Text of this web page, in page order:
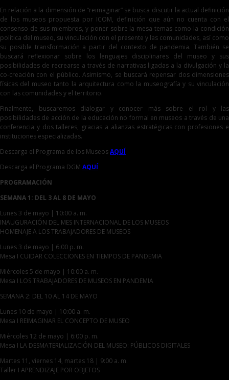
En relación a la dimensión de “reimaginar” se busca discutir la actual definición
de los museos propuesta por ICOM, definición que aún no cuenta con el
consenso de sus miembros, y poner sobre la mesa temas como la condición
política del museo, su vinculación con el presente y las comunidades, así como
su posible transformación a partir del contexto de pandemia. También se
buscará reflexionar sobre los lenguajes disciplinares del museo y sus
posibilidades de recrearse a través de narrativas ligadas a la divulgación y la
co-creación con el público. Asimismo, se buscará repensar dos dimensiones
físicas del museo tanto la arquitectura como la museografía y su vinculación
con las comunidades y el territorio.
Finalmente, buscaremos dialogar y conocer más sobre el rol y las
posibilidades de acción de la educación no formal en museos a través de una
conferencia y dos talleres, gracias a alianzas estratégicas con profesiones e
instituciones especializadas.
Descarga el Programa de los MuseosAQUÍ
Descarga el Programa DGM AQUÍ
PROGRAMACIÓN
SEMANA 1: DEL 3 AL 8 DE MAYO
Lunes 3 de mayo | 10:00 a. m.
INAUGURACIÓN DEL MES INTERNACIONAL DE LOS MUSEOS
HOMENAJE A LOS TRABAJADORES DE MUSEOS
Lunes 3 de mayo | 6:00 p. m.
Mesa I CUIDAR COLECCIONES EN TIEMPOS DE PANDEMIA
Miércoles 5 de mayo | 10:00 a. m.
Mesa I LOS TRABAJADORES DE MUSEOS EN PANDEMIA
SEMANA 2: DEL 10 AL 14 DE MAYO
Lunes 10 de mayo | 10:00 a. m.
Mesa I REIMAGINAR EL CONCEPTO DE MUSEO
Miércoles 12 de mayo | 6:00 p. m.
Mesa I LA DESMATERIALIZACIÓN DEL MUSEO: PÚBLICOS DIGITALES
Martes 11, viernes 14, martes 18 | 9:00 a. m.
Taller I APRENDIZAJE POR OBJETOS